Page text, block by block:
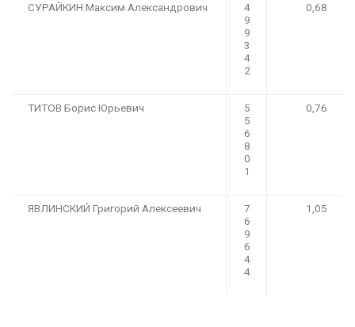
СУРАЙКИН Максим Александрович
4
9
9
3
4
2
0,68
ТИТОВ Борис Юрьевич
5
5
6
8
0
1
0,76
ЯВЛИНСКИЙ Григорий Алексеевич
7
6
9
6
4
4
1,05